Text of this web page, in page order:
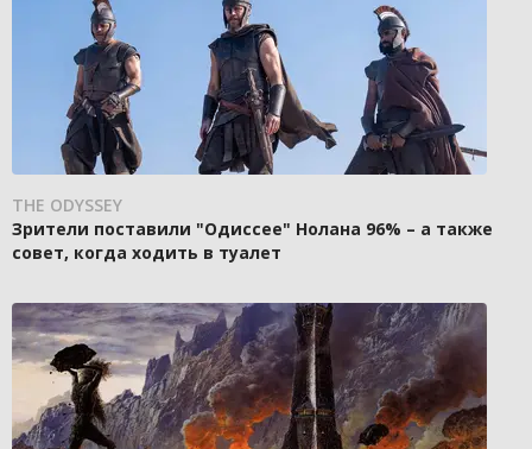
THE ODYSSEY
Зрители поставили "Одиссее" Нолана 96% – а также
совет, когда ходить в туалет